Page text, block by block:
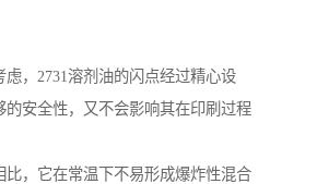
虑，2731溶剂油的闪点经过精心设
的安全性，又不会影响其在印刷过程
比，它在常温下不易形成爆炸性混合